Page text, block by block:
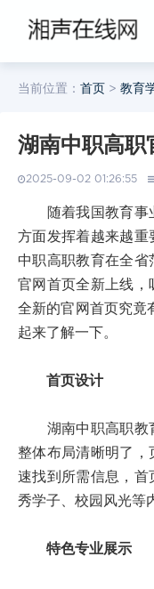
当前位置： 首页 > 教育
湖南中职高职
2025-09-02 01:26:55
随着我国教育事业
方面发挥着越来越重
中职高职教育在全省
官网首页全新上线，
全新的官网首页究竟
起来了解一下。
首页设计
湖南中职高职教育
整体布局清晰明了，
速找到所需信息，首
秀学子、校园风光等
特色专业展示